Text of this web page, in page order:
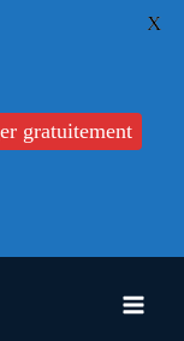
gratuitement
X